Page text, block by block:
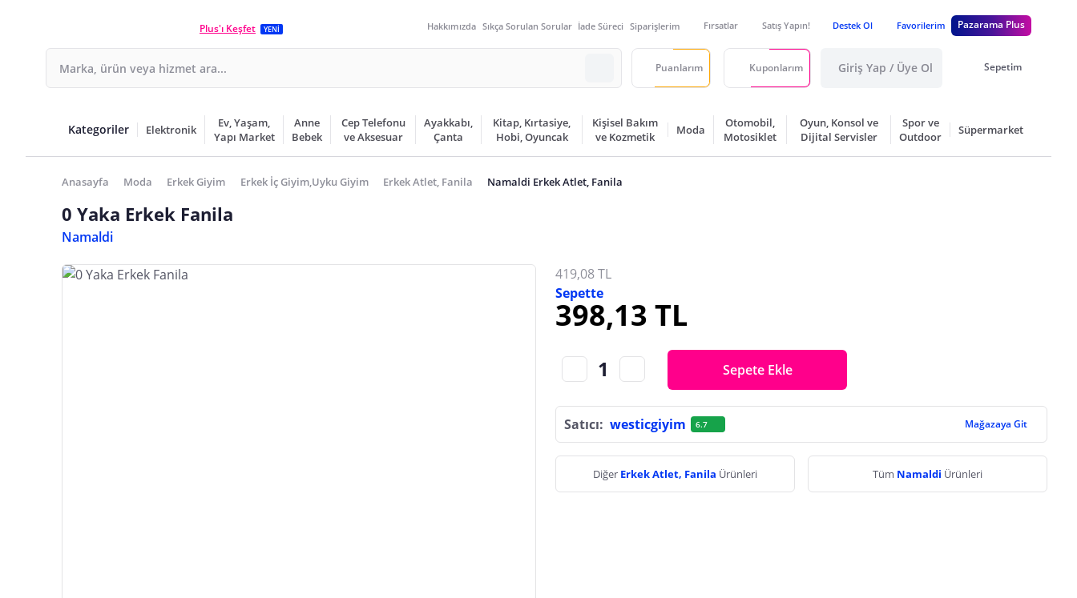
Plus'ı Keşfet YENİ Hakkımızda Sıkça Sorulan Sorular İade Süreci Siparişlerim Fırsatlar Satış Yapın! Destek Ol Favorilerim Pazarama Plus
Puanlarım Kuponlarım Giriş Yap / Üye Ol Sepetim
Kategoriler Elektronik
Ev, Yaşam,
Yapı Market
Anne
Bebek
Cep Telefonu
ve Aksesuar
Ayakkabı,
Çanta
Kitap, Kırtasiye,
Hobi, Oyuncak
Kişisel Bakım
ve Kozmetik
Moda
Otomobil,
Motosiklet
Oyun, Konsol ve
Dijital Servisler
Spor ve
Outdoor
Süpermarket
Anasayfa Moda Erkek Giyim Erkek İç Giyim,Uyku Giyim Erkek Atlet, Fanila Namaldi Erkek Atlet, Fanila
0 Yaka Erkek Fanila
Namaldi
419,08 TL
Sepette
398,13 TL
Sepete Ekle
Satıcı: westicgiyim 6.7 Mağazaya Git
Diğer Erkek Atlet, Fanila Ürünleri Tüm Namaldi Ürünleri